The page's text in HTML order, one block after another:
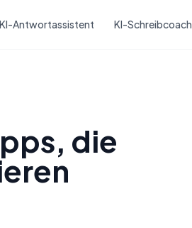
KI-Antwortassistent KI-Schreibcoach
die